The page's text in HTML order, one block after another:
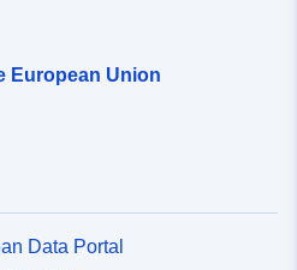
European Union
Data Portal